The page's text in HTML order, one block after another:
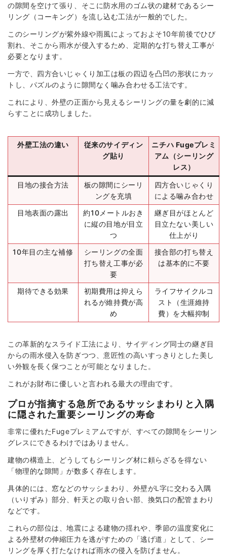
の隙間を空けて張り、そこに防水用のゴム状の建材であるシー
リング（コーキング）を流し込む工法が一般的でした。
このシーリングが紫外線や雨風によっておよそ10年前後でひび
割れ、そこから雨水が侵入するため、定期的な打ち替え工事が
必要となります。
一方で、四方合いじゃくり加工は板の四辺を凸凹の形状にカッ
トし、パズルのように隙間なく噛み合わせる工法です。
これにより、外壁の正面から見えるシーリングの量を劇的に減
らすことに成功しました。
外壁工法の違い
従来のサイディン
グ貼り
ニチハ Fugeプレミ
アム（シーリング
レス）
目地の接合方法
板の隙間にシーリ
ングを充填
四方合いじゃくり
による噛み合わせ
目地表面の露出
約10メートルおき
に縦の目地が目立
つ
継ぎ目がほとんど
目立たない美しい
仕上がり
10年目の主な補修
シーリングの全面
打ち替え工事が必
要
接合部の打ち替え
は基本的に不要
期待できる効果
初期費用は抑えら
れるが維持費が高
め
ライフサイクルコ
スト（生涯維持
費）を大幅抑制
この革新的なスライド工法により、サイディング同士の継ぎ目
からの雨水侵入を防ぎつつ、意匠性の高いすっきりとした美し
い外観を長く保つことが可能となりました。
これがお財布に優しいと言われる最大の理由です。
プロが指摘する急所であるサッシまわりと入隅
に隠された重要シーリングの寿命
非常に優れたFugeプレミアムですが、すべての隙間をシーリン
グレスにできるわけではありません。
建物の構造上、どうしてもシーリング材に頼らざるを得ない
「物理的な隙間」が数多く存在します。
具体的には、窓などのサッシまわり、外壁がL字に交わる入隅
（いりずみ）部分、軒天との取り合い部、換気口の配管まわり
などです。
これらの部位は、地震による建物の揺れや、季節の温度変化に
よる外壁材の伸縮圧力を逃がすための「逃げ道」として、シー
リングを厚く打たなければ雨水の侵入を防げません。